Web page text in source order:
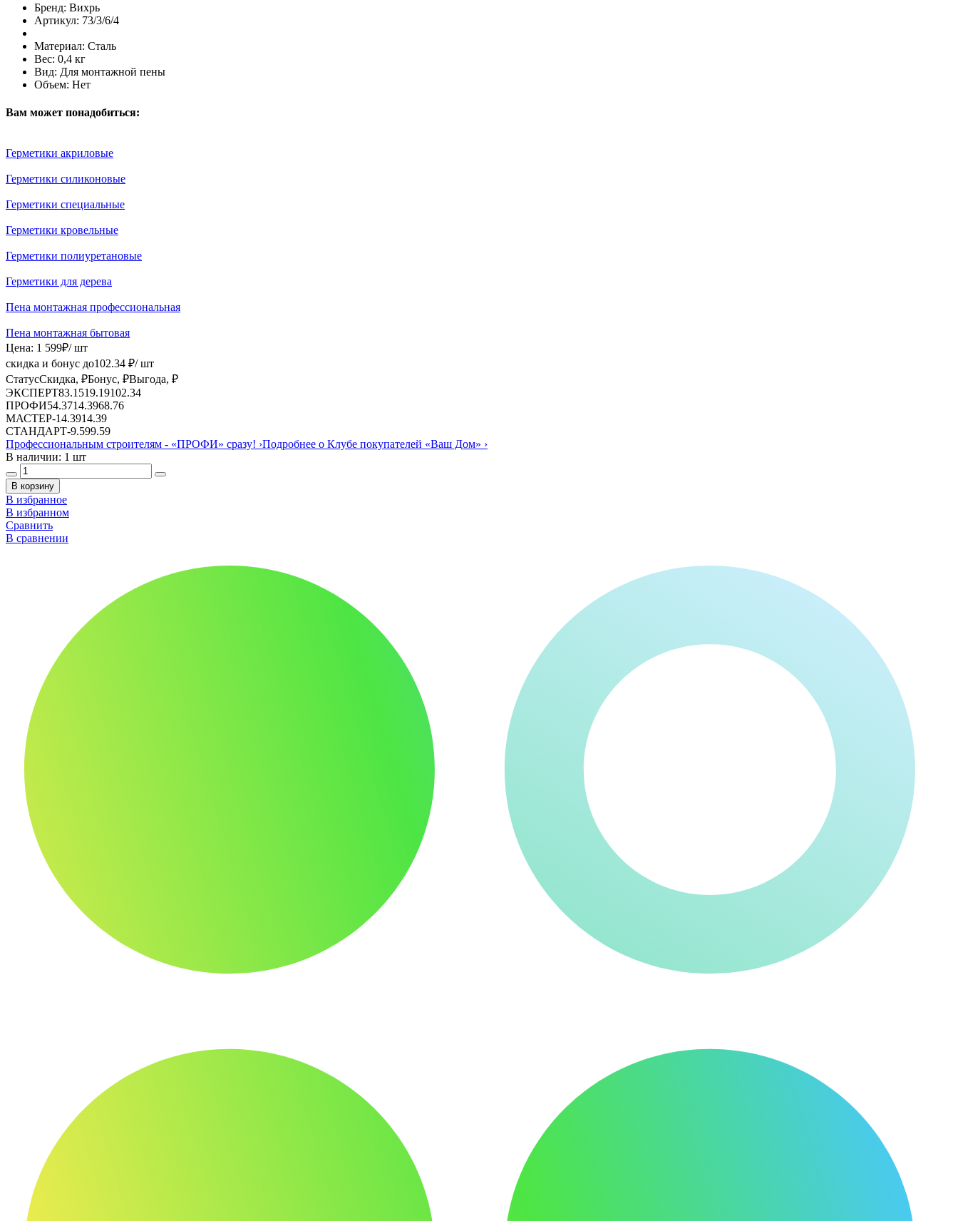
Бренд: Вихрь
Артикул: 73/3/6/4
Материал: Сталь
Вес: 0,4 кг
Вид: Для монтажной пены
Объем: Нет
Вам может понадобиться:
Герметики акриловые
Герметики силиконовые
Герметики специальные
Герметики кровельные
Герметики полиуретановые
Герметики для дерева
Пена монтажная профессиональная
Пена монтажная бытовая
Цена: 1 599₽/ шт
скидка и бонус до102.34 ₽/ шт
СтатусСкидка, ₽Бонус, ₽Выгода, ₽
ЭКСПЕРТ83.1519.19102.34
ПРОФИ54.3714.3968.76
МАСТЕР-14.3914.39
СТАНДАРТ-9.599.59
Профессиональным строителям - «ПРОФИ» сразу! ›Подробнее о Клубе покупателей «Ваш Дом» ›
В наличии: 1 шт
В корзину
В избранное
В избранном
Сравнить
В сравнении